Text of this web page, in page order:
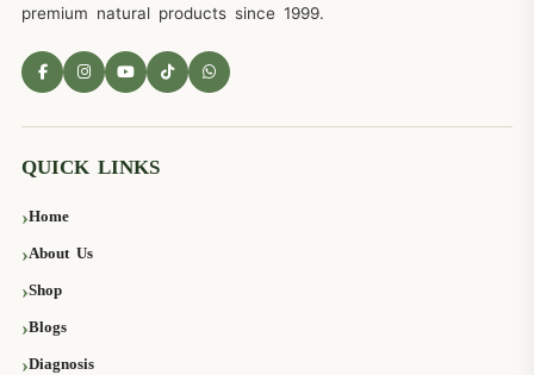
premium natural products since 1999.
QUICK LINKS
Home
About Us
Shop
Blogs
Diagnosis